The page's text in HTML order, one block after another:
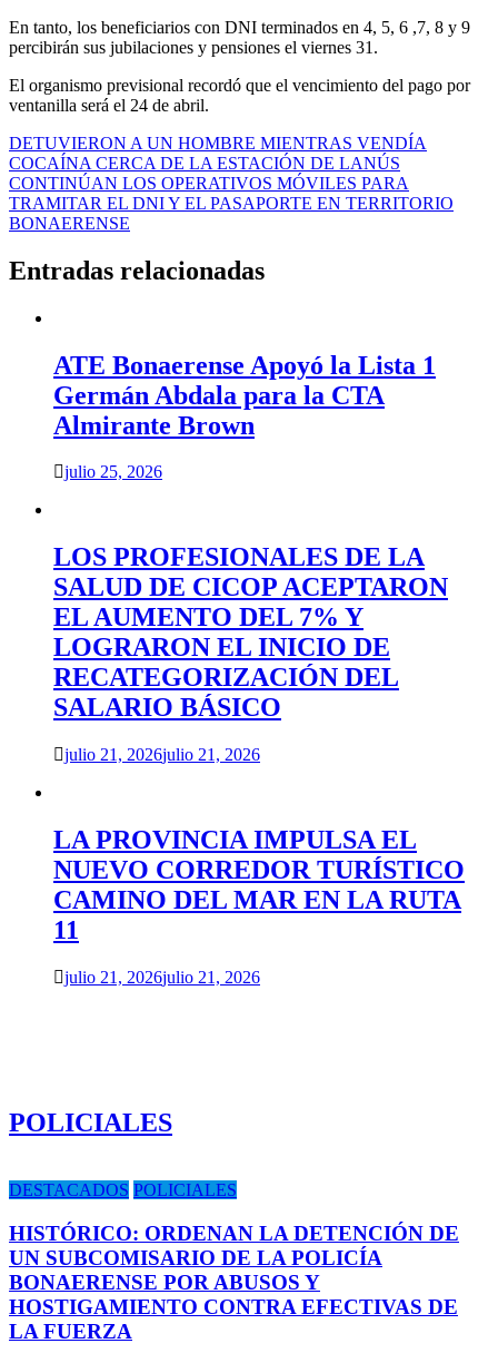
En tanto, los beneficiarios con DNI terminados en 4, 5, 6 ,7, 8 y 9
percibirán sus jubilaciones y pensiones el viernes 31.
El organismo previsional recordó que el vencimiento del pago por
ventanilla será el 24 de abril.
Navegación
de
entradas
DETUVIERON A UN HOMBRE MIENTRAS VENDÍA
COCAÍNA CERCA DE LA ESTACIÓN DE LANÚS
CONTINÚAN LOS OPERATIVOS MÓVILES PARA
TRAMITAR EL DNI Y EL PASAPORTE EN TERRITORIO
BONAERENSE
Entradas relacionadas
ATE Bonaerense Apoyó la Lista 1
Germán Abdala para la CTA
Almirante Brown
julio 25, 2026
LOS PROFESIONALES DE LA
SALUD DE CICOP ACEPTARON
EL AUMENTO DEL 7% Y
LOGRARON EL INICIO DE
RECATEGORIZACIÓN DEL
SALARIO BÁSICO
julio 21, 2026julio 21, 2026
LA PROVINCIA IMPULSA EL
NUEVO CORREDOR TURÍSTICO
CAMINO DEL MAR EN LA RUTA
11
julio 21, 2026julio 21, 2026
POLICIALES
DESTACADOS POLICIALES
HISTÓRICO: ORDENAN LA DETENCIÓN DE
UN SUBCOMISARIO DE LA POLICÍA
BONAERENSE POR ABUSOS Y
HOSTIGAMIENTO CONTRA EFECTIVAS DE
LA FUERZA